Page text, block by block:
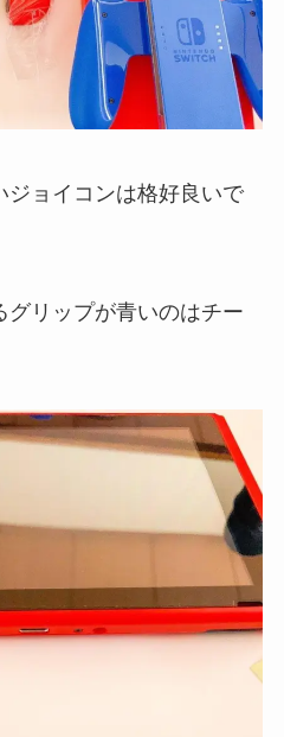
ョイコンは格好良いで
リップが青いのはチー